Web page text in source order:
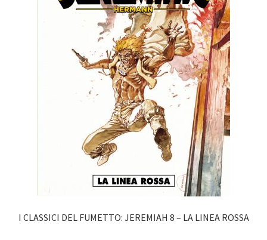
I CLASSICI DEL FUMETTO: JEREMIAH 8 – LA LINEA ROSSA